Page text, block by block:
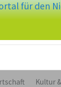
für den
Kultur